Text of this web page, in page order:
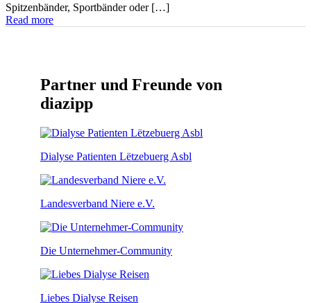
Spitzenbänder, Sportbänder oder […]
Read more
Partner und Freunde von
diazipp
Dialyse Patienten Lëtzebuerg Asbl
Landesverband Niere e.V.
Die Unternehmer-Community
Liebes Dialyse Reisen